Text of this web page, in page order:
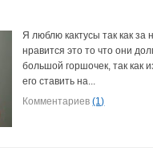
Я люблю кактусы так как
нравится это то что они
большой горшочек, так как
его ставить на...
Комментариев(1)